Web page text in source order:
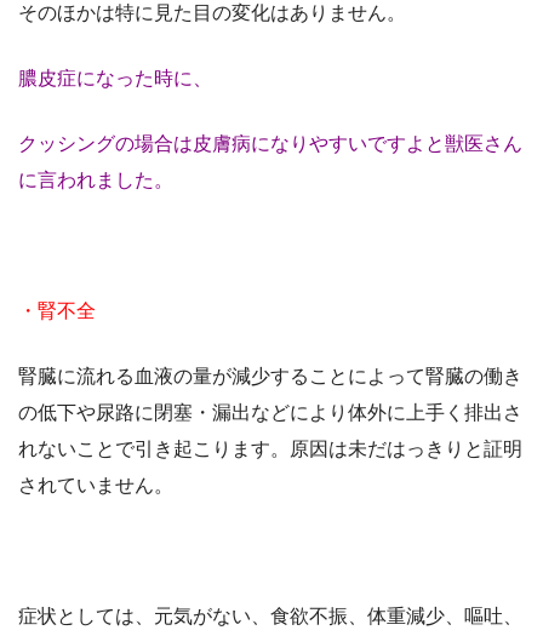
そのほかは特に見た目の変化はありません。
膿皮症になった時に、
クッシングの場合は皮膚病になりやすいですよと獣医さん
に言われました。
・腎不全
腎臓に流れる血液の量が減少することによって腎臓の働き
の低下や尿路に閉塞・漏出などにより体外に上手く排出さ
れないことで引き起こります。原因は未だはっきりと証明
されていません。
症状としては、元気がない、食欲不振、体重減少、嘔吐、